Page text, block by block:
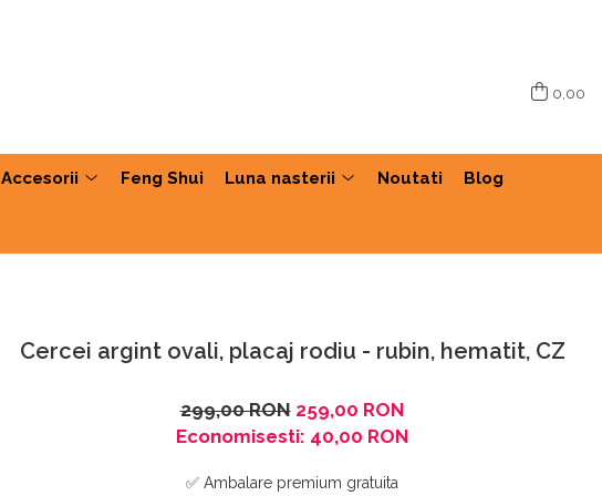
0,00
Accesorii Feng Shui Luna nasterii Noutati Blog
Cercei argint ovali, placaj rodiu - rubin, hematit, CZ
299,00 RON 259,00 RON
Economisesti: 40,00 RON
✅ Ambalare premium gratuita